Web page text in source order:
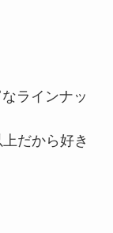
ラインナッ
だから好き